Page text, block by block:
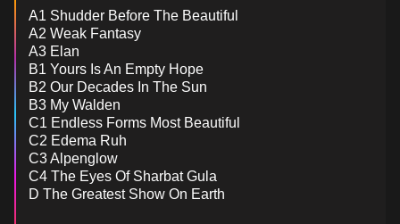
A1 Shudder Before The Beautiful
A2 Weak Fantasy
A3 Elan
B1 Yours Is An Empty Hope
B2 Our Decades In The Sun
B3 My Walden
C1 Endless Forms Most Beautiful
C2 Edema Ruh
C3 Alpenglow
C4 The Eyes Of Sharbat Gula
D The Greatest Show On Earth